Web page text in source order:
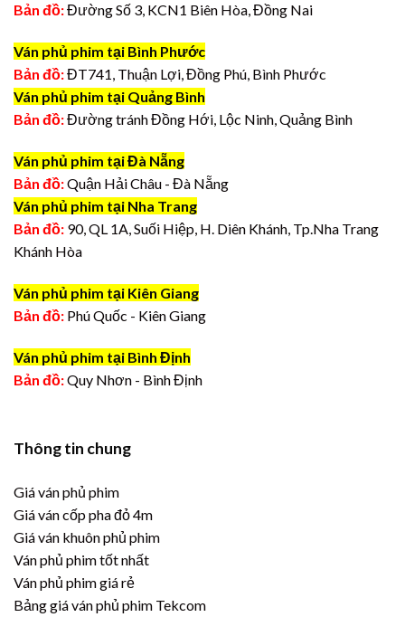
Bản đồ:Đường Số 3, KCN1 Biên Hòa, Đồng Nai
Ván phủ phim tại Bình Phước
Bản đồ:ĐT741, Thuận Lợi, Đồng Phú, Bình Phước
Ván phủ phim tại Quảng Bình
Bản đồ:Đường tránh Đồng Hới, Lộc Ninh, Quảng Bình
Ván phủ phim tại Đà Nẵng
Bản đồ:Quận Hải Châu - Đà Nẵng
Ván phủ phim tại Nha Trang
Bản đồ: 90, QL 1A, Suối Hiệp, H. Diên Khánh, Tp.Nha Trang
Khánh Hòa
Ván phủ phim tại Kiên Giang
Bản đồ: Phú Quốc - Kiên Giang
Ván phủ phim tại Bình Định
Bản đồ:Quy Nhơn - Bình Định
Thông tin chung
Giá ván phủ phim
Giá ván cốp pha đỏ 4m
Giá ván khuôn phủ phim
Ván phủ phim tốt nhất
Ván phủ phim giá rẻ
Bảng giá ván phủ phim Tekcom